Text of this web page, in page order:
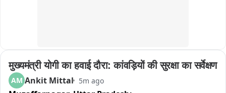
मुख्यमंत्री योगी का हवाई दौरा: कांवड़ियों की सुरक्षा का सर्वेक्षण
AM Ankit Mittal 5m ago